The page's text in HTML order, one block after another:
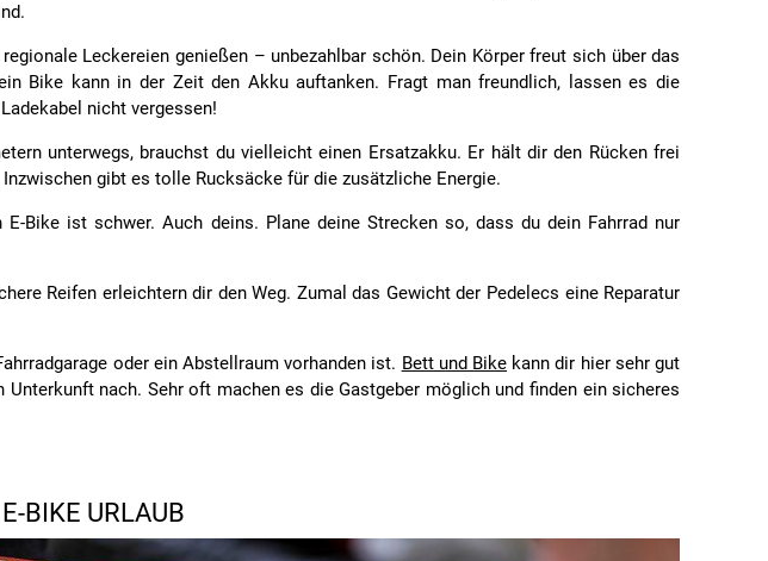
Leckereien genießen – unbezahlbar schön. Dein Körper freut sich über das
Bike kann in der Zeit den Akku auftanken. Fragt man freundlich, lassen es die
nicht vergessen!
unterwegs, brauchst du vielleicht einen Ersatzakku. Er hält dir den Rücken frei
gibt es tolle Rucksäcke für die zusätzliche Energie.
E-Bike ist schwer. Auch deins. Plane deine Strecken so, dass du dein Fahrrad nur
Reifen erleichtern dir den Weg. Zumal das Gewicht der Pedelecs eine Reparatur
oder ein Abstellraum vorhanden ist. Bett und Bike kann dir hier sehr gut
nach. Sehr oft machen es die Gastgeber möglich und finden ein sicheres
BIKE URLAUB